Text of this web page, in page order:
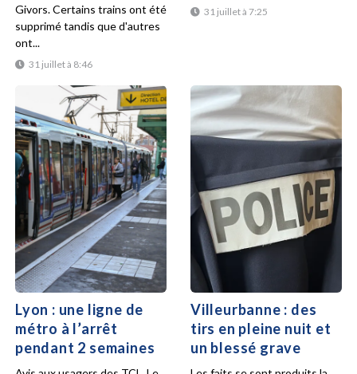
31 juillet à 8:46
Givors. Certains trains ont été
supprimé tandis que d'autres
ont...
31 juillet à 7:25
Lyon : une ligne de
métro à l’arrêt
pendant 2 semaines
Villeurbanne : des
tirs en pleine nuit et
un blessé grave